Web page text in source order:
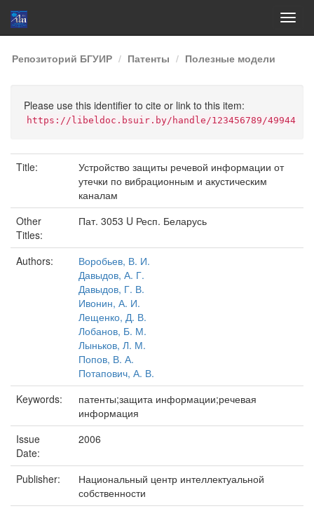
Skip
navigation
Репозиторий БГУИР Патенты Полезные модели
Please use this identifier to cite or link to this item:
https://libeldoc.bsuir.by/handle/123456789/49944
Title:
Устройство защиты речевой информации от
утечки по вибрационным и акустическим
каналам
Other
Titles:
Пат. 3053 U Респ. Беларусь
Authors:
Воробьев, В. И.
Давыдов, А. Г.
Давыдов, Г. В.
Ивонин, А. И.
Лещенко, Д. В.
Лобанов, Б. М.
Лыньков, Л. М.
Попов, В. А.
Потапович, А. В.
Keywords:
патенты;защита информации;речевая
информация
Issue
Date:
2006
Publisher:
Национальный центр интеллектуальной
собственности